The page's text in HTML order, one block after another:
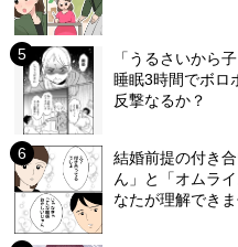
「うるさいから
睡眠3時間でボ
反撃なるか？
結婚前提の付き
ん」と「オムラ
なたが理解できま